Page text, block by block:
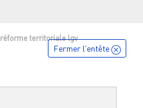
réforme territoriale lgv
Fermer l'entête